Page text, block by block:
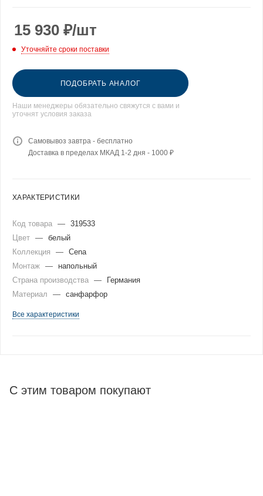
15 930 ₽/шт
Уточняйте сроки поставки
ПОДОБРАТЬ АНАЛОГ
Наши менеджеры обязательно свяжутся с вами и
уточнят условия заказа
Самовывоз завтра - бесплатно
Доставка в пределах МКАД 1-2 дня - 1000 ₽
ХАРАКТЕРИСТИКИ
Код товара — 319533
Цвет — белый
Коллекция
— Cena
Монтаж —
напольный
Страна производства —
Германия
Материал
— санфарфор
Все характеристики
С этим товаром покупают